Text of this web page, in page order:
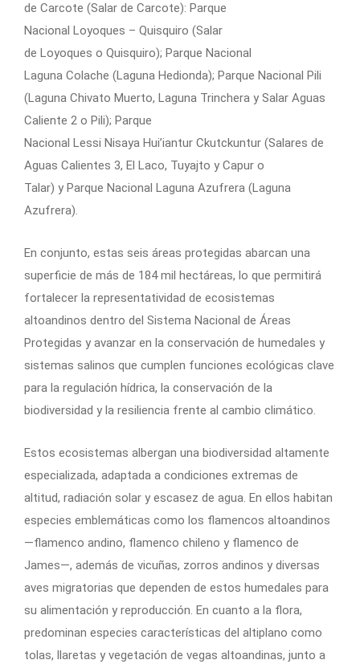
de Carcote (Salar de Carcote): Parque
Nacional Loyoques – Quisquiro (Salar
de Loyoques o Quisquiro); Parque Nacional
Laguna Colache (Laguna Hedionda); Parque Nacional Pili
(Laguna Chivato Muerto, Laguna Trinchera y Salar Aguas
Caliente 2 o Pili); Parque
Nacional Lessi Nisaya Hui’iantur Ckutckuntur (Salares de
Aguas Calientes 3, El Laco, Tuyajto y Capur o
Talar) y Parque Nacional Laguna Azufrera (Laguna
Azufrera).
En conjunto, estas seis áreas protegidas abarcan una
superficie de más de 184 mil hectáreas, lo que permitirá
fortalecer la representatividad de ecosistemas
altoandinos dentro del Sistema Nacional de Áreas
Protegidas y avanzar en la conservación de humedales y
sistemas salinos que cumplen funciones ecológicas clave
para la regulación hídrica, la conservación de la
biodiversidad y la resiliencia frente al cambio climático.
Estos ecosistemas albergan una biodiversidad altamente
especializada, adaptada a condiciones extremas de
altitud, radiación solar y escasez de agua. En ellos habitan
especies emblemáticas como los flamencos altoandinos
—flamenco andino, flamenco chileno y flamenco de
James—, además de vicuñas, zorros andinos y diversas
aves migratorias que dependen de estos humedales para
su alimentación y reproducción. En cuanto a la flora,
predominan especies características del altiplano como
tolas, llaretas y vegetación de vegas altoandinas, junto a